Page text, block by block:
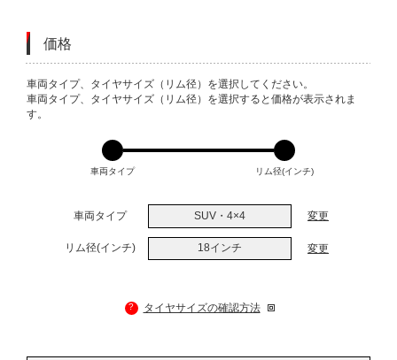
価格
VARIATIONS
車両タイプ、タイヤサイズ（リム径）を選択してください。
車両タイプ、タイヤサイズ（リム径）を選択すると価格が表示されま
す。
車両タイプ リム径(インチ)
車両タイプ SUV・4×4 変更
リム径(インチ) 18インチ 変更
? タイヤサイズの確認方法